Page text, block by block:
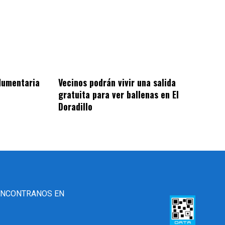
Vecinos podrán vivir una salida
gratuita para ver ballenas en El
Doradillo
EN